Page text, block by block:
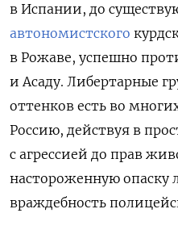
в Испании, до
автономистского
в Рожаве, успешно
и Асаду. Либертарные
оттенков есть во
Россию, действуя в
с агрессией до прав
настороженную опаску
враждебность